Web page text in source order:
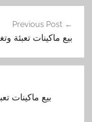
المقالات
Previous Post
‏بيع ماكينات تعبئة
بيع ماكينات